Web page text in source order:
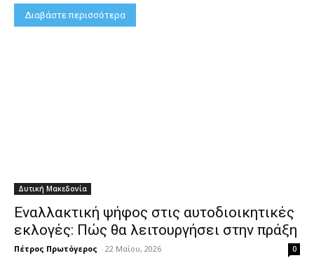
Διαβάστε περισσότερα
Δυτική Μακεδονία
Εναλλακτική ψήφος στις αυτοδιοικητικές
εκλογές: Πώς θα λειτουργήσει στην πράξη
Πέτρος Πρωτόγερος - 22 Μαΐου, 2026 0